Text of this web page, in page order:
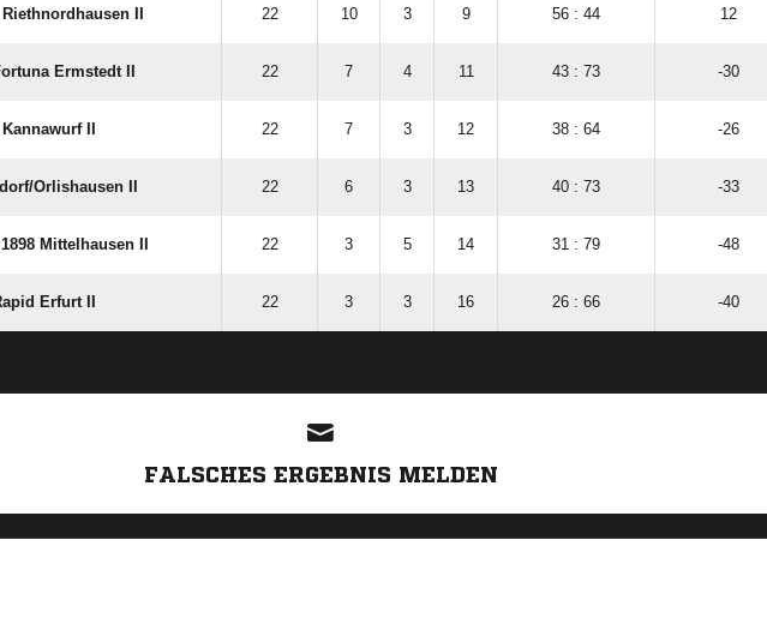
II 22 10 3 9 56 : 44 12
Ermstedt II 22 7 4 11 43 : 73 -30
II 22 7 3 12 38 : 64 -26
​Orlishausen II 22 6 3 13 40 : 73 -33
Mittelhausen II 22 3 5 14 31 : 79 -48
Erfurt II 22 3 3 16 26 : 66 -40
FALSCHES ERGEBNIS MELDEN